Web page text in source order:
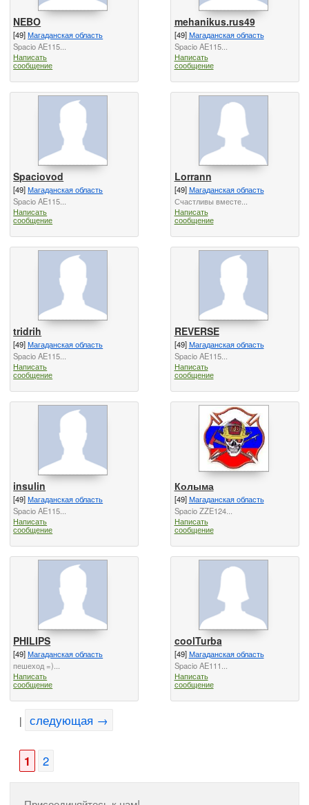
NEBO
[49]Магаданская область
Spacio AE115...
Написать
сообщение
mehanikus.rus49
[49]Магаданская область
Spacio AE115...
Написать
сообщение
Spaciovod
[49]Магаданская область
Spacio AE115...
Написать
сообщение
Lorrann
[49]Магаданская область
Счастливы вместе...
Написать
сообщение
tridrih
[49]Магаданская область
Spacio AE115...
Написать
сообщение
REVERSE
[49]Магаданская область
Spacio AE115...
Написать
сообщение
insulin
[49]Магаданская область
Spacio AE115...
Написать
сообщение
Колыма
[49]Магаданская область
Spacio ZZE124...
Написать
сообщение
PHILIPS
[49]Магаданская область
пешеход =)...
Написать
сообщение
coolTurba
[49]Магаданская область
Spacio AE111...
Написать
сообщение
| следующая →
1 2